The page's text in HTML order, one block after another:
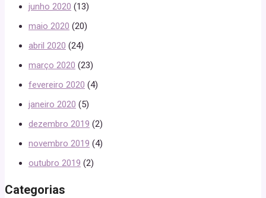
junho 2020 (13)
maio 2020 (20)
abril 2020 (24)
março 2020 (23)
fevereiro 2020 (4)
janeiro 2020 (5)
dezembro 2019 (2)
novembro 2019 (4)
outubro 2019 (2)
Categorias